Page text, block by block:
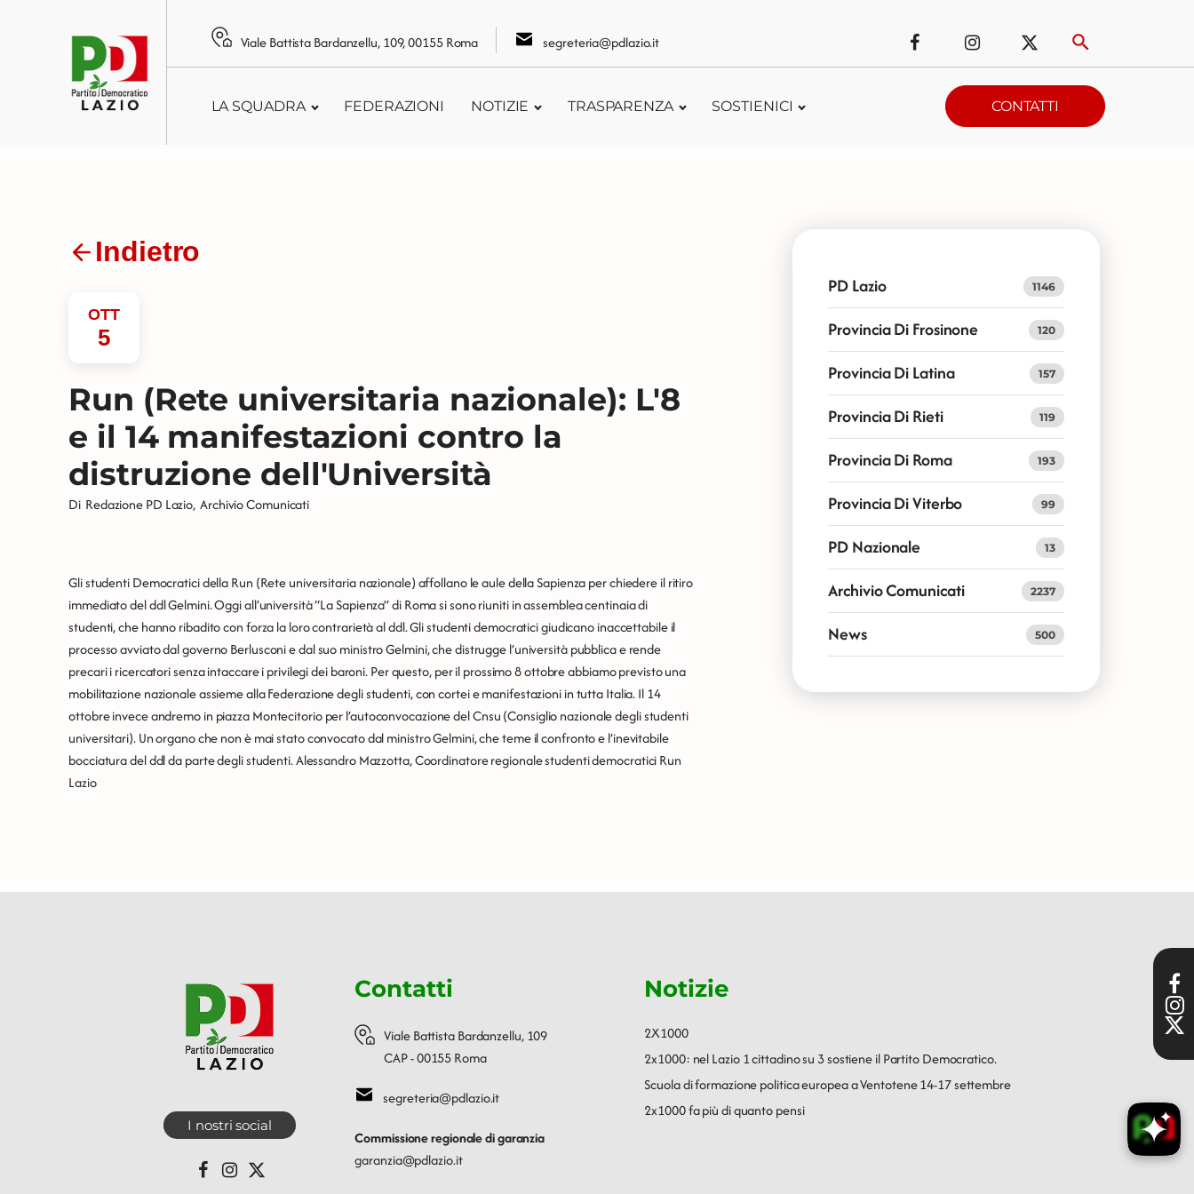
Viale Battista Bardanzellu, 109, 00155 Roma segreteria@pdlazio.it
LA SQUADRA FEDERAZIONI NOTIZIE TRASPARENZA SOSTIENICI CONTATTI
Indietro
OTT
5
Run (Rete universitaria nazionale): L'8
e il 14 manifestazioni contro la
distruzione dell'Università
Di Redazione PD Lazio, Archivio Comunicati
Gli studenti Democratici della Run (Rete universitaria nazionale) affollano le aule della Sapienza per chiedere il ritiro
immediato del ddl Gelmini. Oggi all’università “La Sapienza” di Roma si sono riuniti in assemblea centinaia di
studenti, che hanno ribadito con forza la loro contrarietà al ddl. Gli studenti democratici giudicano inaccettabile il
processo avviato dal governo Berlusconi e dal suo ministro Gelmini, che distrugge l’università pubblica e rende
precari i ricercatori senza intaccare i privilegi dei baroni. Per questo, per il prossimo 8 ottobre abbiamo previsto una
mobilitazione nazionale assieme alla Federazione degli studenti, con cortei e manifestazioni in tutta Italia. Il 14
ottobre invece andremo in piazza Montecitorio per l’autoconvocazione del Cnsu (Consiglio nazionale degli studenti
universitari). Un organo che non è mai stato convocato dal ministro Gelmini, che teme il confronto e l’inevitabile
bocciatura del ddl da parte degli studenti. Alessandro Mazzotta, Coordinatore regionale studenti democratici Run
Lazio
PD Lazio 1146
Provincia Di Frosinone 120
Provincia Di Latina 157
Provincia Di Rieti 119
Provincia Di Roma 193
Provincia Di Viterbo 99
PD Nazionale 13
Archivio Comunicati 2237
News 500
I nostri social
Contatti
Viale Battista Bardanzellu, 109
CAP - 00155 Roma
segreteria@pdlazio.it
Commissione regionale di garanzia
garanzia@pdlazio.it
Notizie
2X1000
2x1000: nel Lazio 1 cittadino su 3 sostiene il Partito Democratico.
Scuola di formazione politica europea a Ventotene 14-17 settembre
2x1000 fa più di quanto pensi